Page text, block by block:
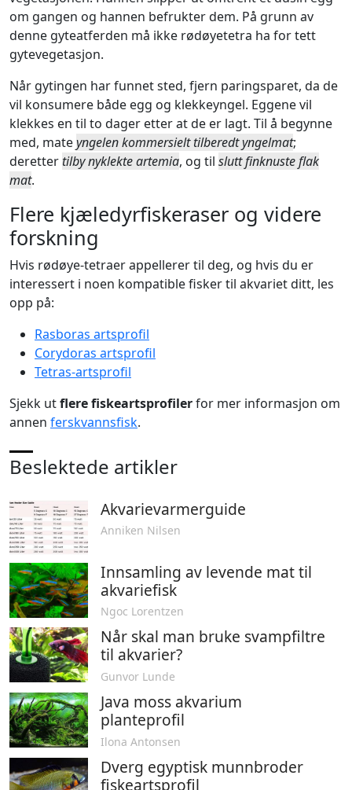
om gangen og hannen befrukter dem. På grunn av
denne gyteatferden må ikke rødøyetetra ha for tett
gytevegetasjon.
Når gytingen har funnet sted, fjern paringsparet, da de
vil konsumere både egg og klekkeyngel. Eggene vil
klekkes en til to dager etter at de er lagt. Til å begynne
med, mateyngelen kommersielt tilberedt yngelmat;
deretter tilby nyklekte artemia, og til slutt finknuste flak
mat.
Flere kjæledyrfiskeraser og videre
forskning
Hvis rødøye-tetraer appellerer til deg, og hvis du er
interessert i noen kompatible fisker til akvariet ditt, les
opp på:
Rasboras artsprofil
Corydoras artsprofil
Tetras-artsprofil
Sjekk utflere fiskeartsprofilerfor mer informasjon om
annen ferskvannsfisk.
Beslektede artikler
Akvarievarmerguide
Anniken Nilsen
Innsamling av levende mat til
akvariefisk
Ngoc Lorentzen
Når skal man bruke svampfiltre
til akvarier?
Gunvor Lunde
Java moss akvarium
planteprofil
Ilona Antonsen
Dverg egyptisk munnbroder
fiskeartsprofil